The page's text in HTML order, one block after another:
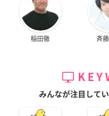
稲田徹 斉
みんなが注目して